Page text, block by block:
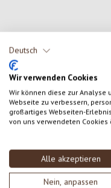
Deutsch
Wir verwenden Cookies
Wir können diese zur Analyse
Webseite zu verbessern,
großartiges Webseiten-
von uns verwendeten
Alle akzeptieren
Nein, anpassen
Valutazione media di 0
Formula una
Condividi le tue
Visualizza le